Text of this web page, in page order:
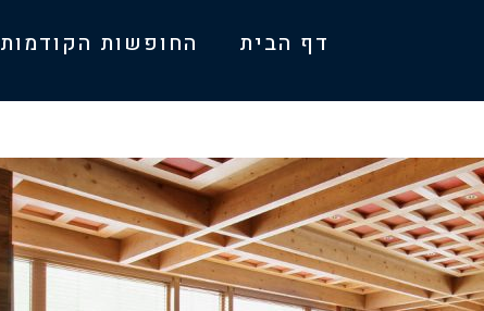
דף הבית החופשות הקודמות